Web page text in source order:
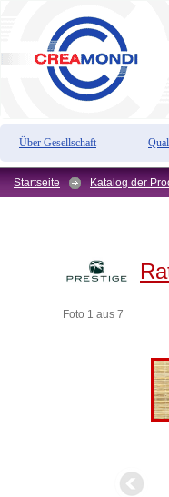
Über Gesellschaft
Startseite Katalog der
Foto 1 aus 7